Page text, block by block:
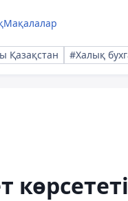
Мақалалар
Қазақстан #Халық